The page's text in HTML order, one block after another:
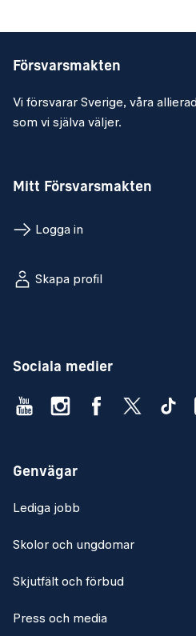
Försvarsmakten
Vi försvarar Sverige, våra
som vi själva väljer.
Mitt Försvarsmakten
Logga in
Skapa profil
Sociala medier
Genvägar
Lediga jobb
Skolor och ungdomar
Skjutfält och förbud
Press och media